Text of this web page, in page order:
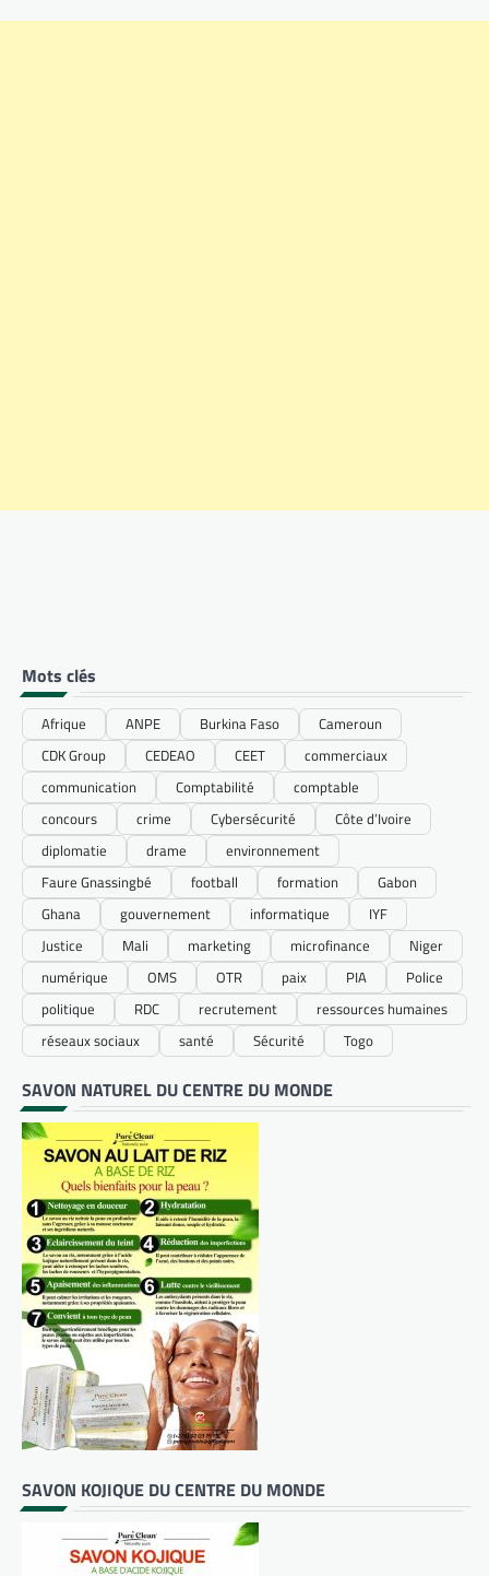
Mots clés
Afrique ANPE Burkina Faso
Cameroun
CDK Group
CEDEAO CEET
commerciaux
communication
Comptabilité
comptable
concours
crime Cybersécurité
Côte d’Ivoire
diplomatie
drame
environnement
Faure Gnassingbé
football formation
Gabon
Ghana
gouvernement informatique
IYF
Justice
Mali marketing microfinance
Niger
numérique
OMS OTR paix PIA
Police
politique
RDC recrutement
ressources humaines
réseaux sociaux
santé Sécurité Togo
SAVON NATUREL DU CENTRE DU MONDE
SAVON KOJIQUE DU CENTRE DU MONDE